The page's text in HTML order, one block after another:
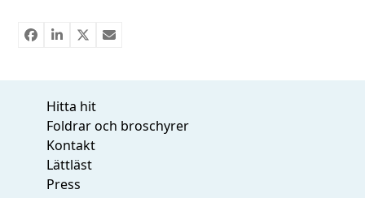
Hitta hit
Foldrar och broschyrer
Kontakt
Lättläst
Press